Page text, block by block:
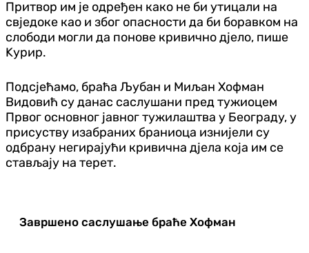
Притвор им је одређен како не би утицали на
свједоке као и због опасности да би боравком на
слободи могли да понове кривично дјело, пише
Kурир.
Подсјећамо, браћа Љубан и Миљан Хофман
Видовић су данас саслушани пред тужиоцем
Првог основног јавног тужилаштва у Београду, у
присуству изабраних браниоца изнијели су
одбрану негирајући кривична дјела која им се
стављају на терет.
Завршено саслушање браће Хофман